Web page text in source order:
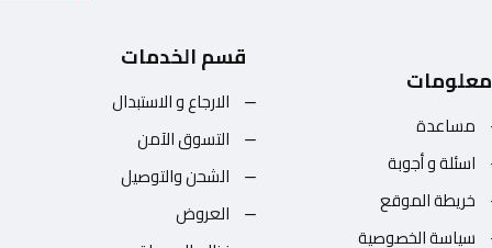
معلومات
مساعدة
اسئلة و أجوبة
خريطة الموقع
سياسة الخصوصية
قسم الخدمات
الارجاع و الاستبدال
التسوق الآمن
الشحن والتوصيل
العروض